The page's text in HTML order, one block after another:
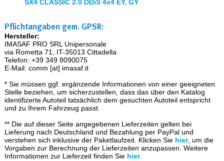
SX4 CLASSIC 2.0 DDiS 4x4 EY, GY
Pflichtangaben gem. GPSR:
Hersteller:
IMASAF PRO SRL Unipersonale
via Rometta 71, IT-35013 Cittadella
Telefon: +39 349 8090075
E-Mail: comm [at] imasaf.it
* Sie müssen ggf. ergänzende Informationen von einer geeigneten
Stelle beziehen, um sicherzustellen, dass das über den Katalog
identifizerte Autoteil tatsächlich dem gesuchten Autoteil entspricht
und zu Ihrem Fahrzeug passt.
** Die auf dieser Seite angegebenen Lieferzeiten gelten bei
Lieferung nach Deutschland und Bezahlung per PayPal und
verstehen sich inklusive der Paketlaufzeit. Klicken Sie hier, um die
Vorgaben zur Berechnung der Lieferzeiten anzupassen. Weitere
Informationen zur Lieferzeit finden Sie hier.